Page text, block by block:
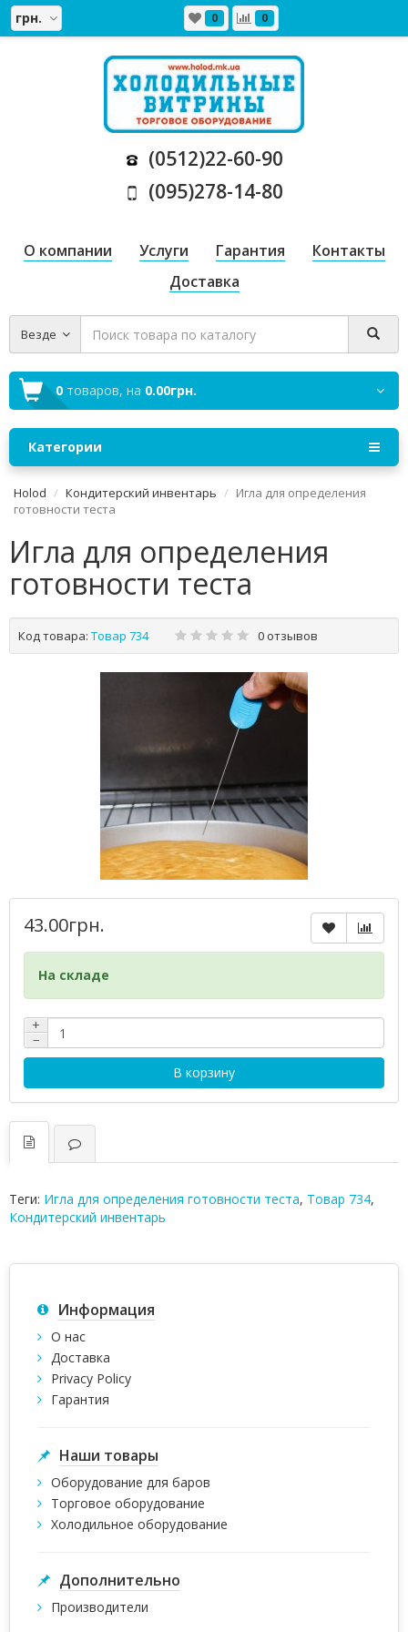
грн. 0 0
(0512)22-60-90
(095)278-14-80
О компании Услуги Гарантия
Контакты
Доставка
Везде
0 товаров, на 0.00грн.
Категории
Holod Кондитерский инвентарь
Игла для определения
готовности теста
Игла для определения
готовности теста
Код товара: Товар 734 0 отзывов
43.00грн.
На складе
+
−
В корзину
Теги: Игла для определения готовности теста, Товар 734,
Кондитерский инвентарь
Информация
О нас
Доставка
Privacy Policy
Гарантия
Наши товары
Оборудование для баров
Торговое оборудование
Холодильное оборудование
Дополнительно
Производители